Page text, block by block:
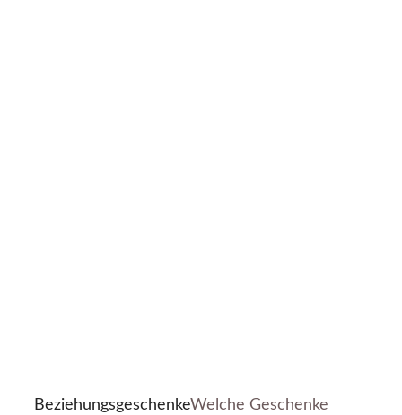
BeziehungsgeschenkeWelche Geschenke